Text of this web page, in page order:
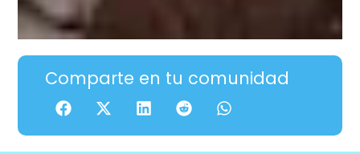
Comparte en tu comunidad